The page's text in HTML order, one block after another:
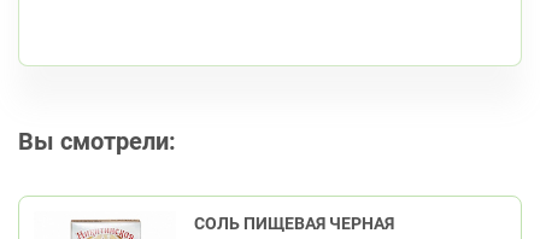
Вы смотрели:
СОЛЬ ПИЩЕВАЯ ЧЕРНАЯ